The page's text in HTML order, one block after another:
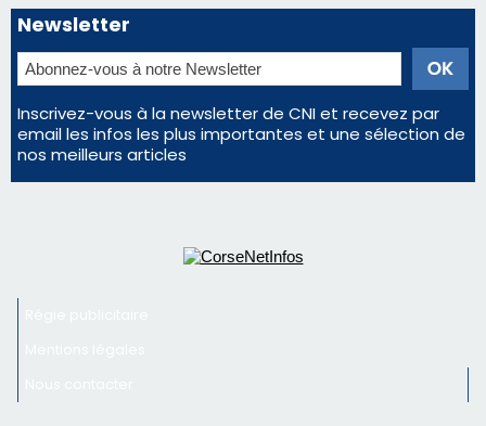
Newsletter
Inscrivez-vous à la newsletter de CNI et recevez par
email les infos les plus importantes et une sélection de
nos meilleurs articles